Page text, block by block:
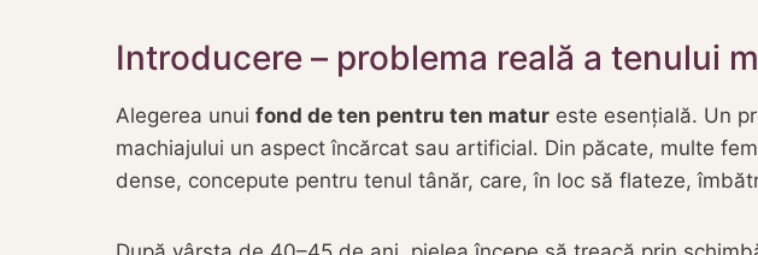
Introducere – problema reală a tenului
Alegerea unui fond de ten pentru ten matur este esențială. Un
machiajului un aspect încărcat sau artificial. Din păcate, multe
dense, concepute pentru tenul tânăr, care, în loc să flateze,